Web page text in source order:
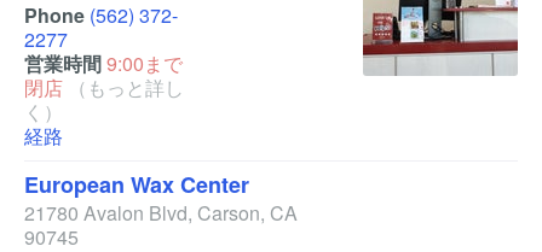
Phone (562) 372-
2277
営業時間9:00まで
閉店
（もっと詳し
く）
経路
European Wax Center
21780 Avalon Blvd, Carson, CA
90745